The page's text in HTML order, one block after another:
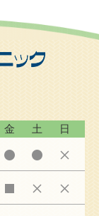
金 土 日